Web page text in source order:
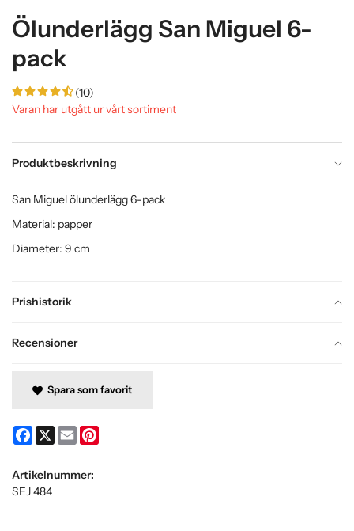
Ölunderlägg San Miguel 6-
pack
(10)
Varan har utgått ur vårt sortiment
Produktbeskrivning
Prishistorik
Recensioner
San Miguel ölunderlägg 6-pack
Material: papper
Diameter: 9 cm
Spara som favorit
Facebook
X Email
Artikelnummer:
SEJ 484